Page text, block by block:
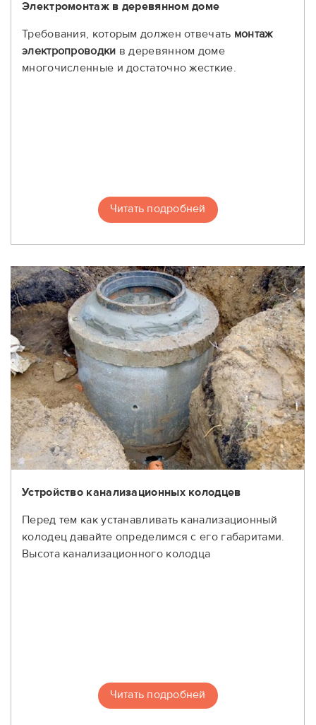
Электромонтаж в деревянном доме
Требования, которым должен отвечать монтаж
электропроводки в деревянном доме
многочисленные и достаточно жесткие.
Читать подробней
Устройство канализационных колодцев
Перед тем как устанавливать канализационный
колодец давайте определимся с его габаритами.
Высота канализационного колодца
Читать подробней